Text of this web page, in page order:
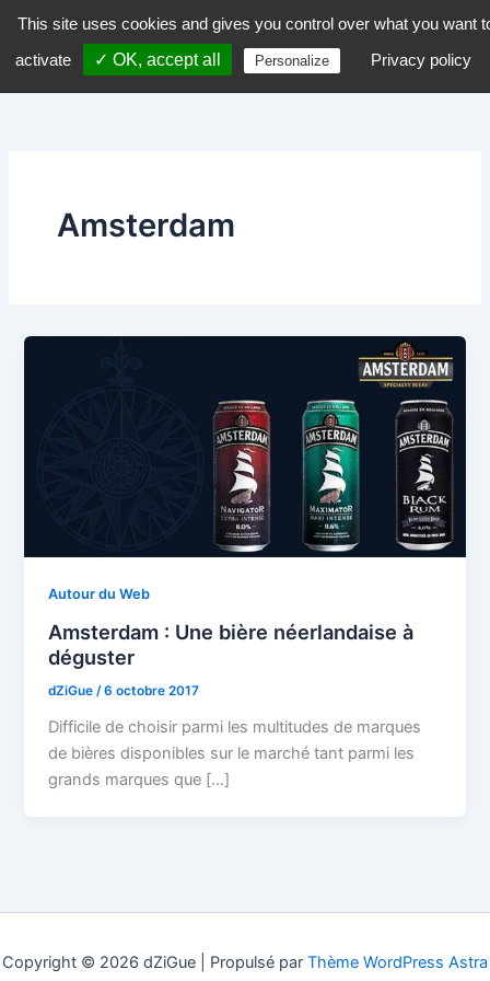
contenu
dZiGue
Amsterdam
Autour du Web
Amsterdam : Une bière néerlandaise à
déguster
dZiGue/6 octobre 2017
Difficile de choisir parmi les multitudes de marques
de bières disponibles sur le marché tant parmi les
grands marques que […]
Copyright © 2026 dZiGue | Propulsé par Thème WordPress Astra
This site uses cookies and gives you control over what you want
activate
✓ OK, accept all Personalize Privacy policy